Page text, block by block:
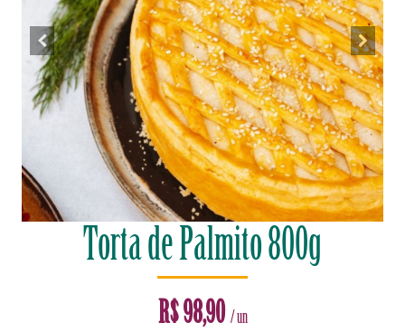
Torta de Palmito 800g
R$98,90 / un